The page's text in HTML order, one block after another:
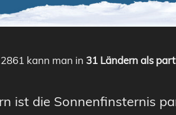
kann man in 31 Ländern als
ist die Sonnenfinsternis